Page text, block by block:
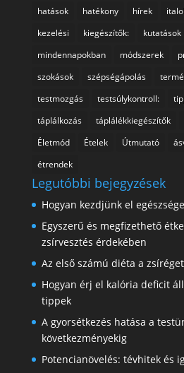
hatások
hatékony hírek
kezelési
kiegészítők: kutatások
mindennapokban
módszerek
szokások
szépségápolás
testmozgás
testsúlykontroll:
táplálkozás
táplálékkiegészítők
Életmód
Ételek Útmutató
étrendek
Legutóbbi bejegyzések
Hogyan kezdjünk el
Egyszerű és megfizethető
zsírvesztés érdekében
Az első számú diéta a
Hogyan érj el kalória deficit
tippek
A gyorsétkezés hatása a
következményekig
Potencianövelés: tévhitek és